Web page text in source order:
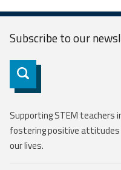
Subscribe to our
Subscribe
Supporting STEM teachers
fostering positive
our lives.